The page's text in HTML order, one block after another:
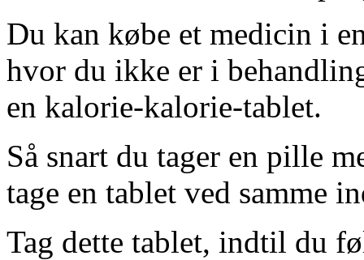
Du kan købe et medicin i
hvor du ikke er i
en kalorie-kalorie-tablet.
Så snart du tager en pille
tage en tablet ved samme
Tag dette tablet, indtil du